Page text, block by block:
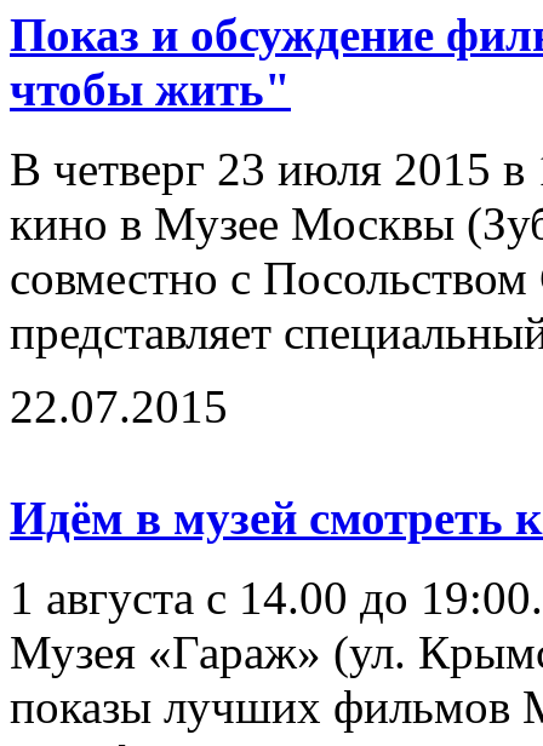
Показ и обсуждение
чтобы жить"
В четверг 23 июля 2015
кино в Музее Москвы
совместно с
представляет
22.07.2015
Идём в музей смотреть
1 августа с 14.00 до
Музея «Гараж» (ул.
показы лучших фильмов